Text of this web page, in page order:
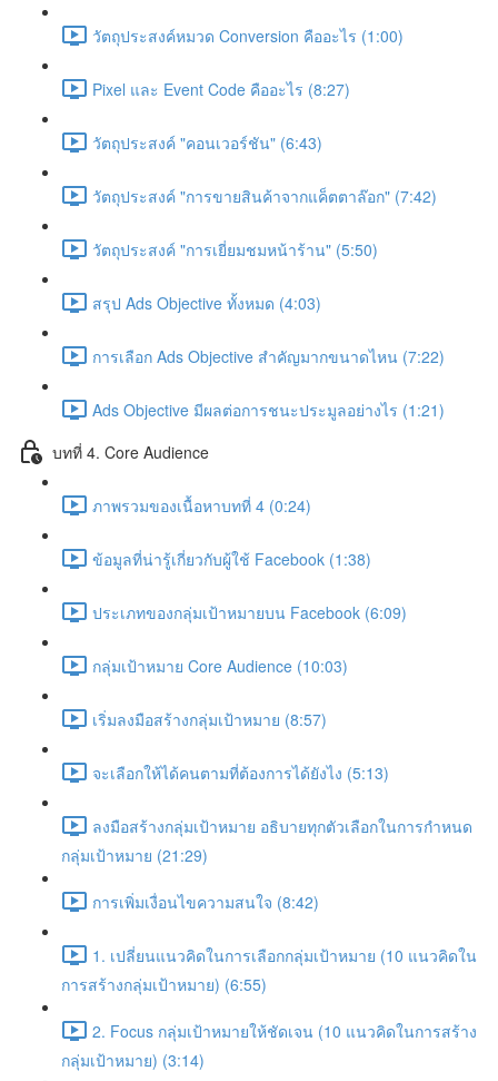
วัตถุประสงค์หมวด Conversion คืออะไร (1:00)
Pixel และ Event Code คืออะไร (8:27)
วัตถุประสงค์ "คอนเวอร์ชัน" (6:43)
วัตถุประสงค์ "การขายสินค้าจากแค็ตตาล๊อก" (7:42)
วัตถุประสงค์ "การเยี่ยมชมหน้าร้าน" (5:50)
สรุป Ads Objective ทั้งหมด (4:03)
การเลือก Ads Objective สำคัญมากขนาดไหน (7:22)
Ads Objective มีผลต่อการชนะประมูลอย่างไร (1:21)
บทที่ 4. Core Audience
ภาพรวมของเนื้อหาบทที่ 4 (0:24)
ข้อมูลที่น่ารู้เกี่ยวกับผู้ใช้ Facebook (1:38)
ประเภทของกลุ่มเป้าหมายบน Facebook (6:09)
กลุ่มเป้าหมาย Core Audience (10:03)
เริ่มลงมือสร้างกลุ่มเป้าหมาย (8:57)
จะเลือกให้ได้คนตามที่ต้องการได้ยังไง (5:13)
ลงมือสร้างกลุ่มเป้าหมาย อธิบายทุกตัวเลือกในการกำหนด
กลุ่มเป้าหมาย (21:29)
การเพิ่มเงื่อนไขความสนใจ (8:42)
1. เปลี่ยนแนวคิดในการเลือกกลุ่มเป้าหมาย (10 แนวคิดใน
การสร้างกลุ่มเป้าหมาย) (6:55)
2. Focus กลุ่มเป้าหมายให้ชัดเจน (10 แนวคิดในการสร้าง
กลุ่มเป้าหมาย) (3:14)